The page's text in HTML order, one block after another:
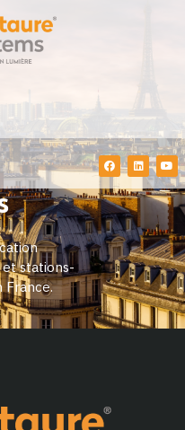
et stations-
France.